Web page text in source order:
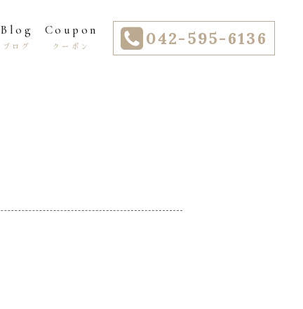
Blog
ブログ
Coupon
クーポン 042-595-6136